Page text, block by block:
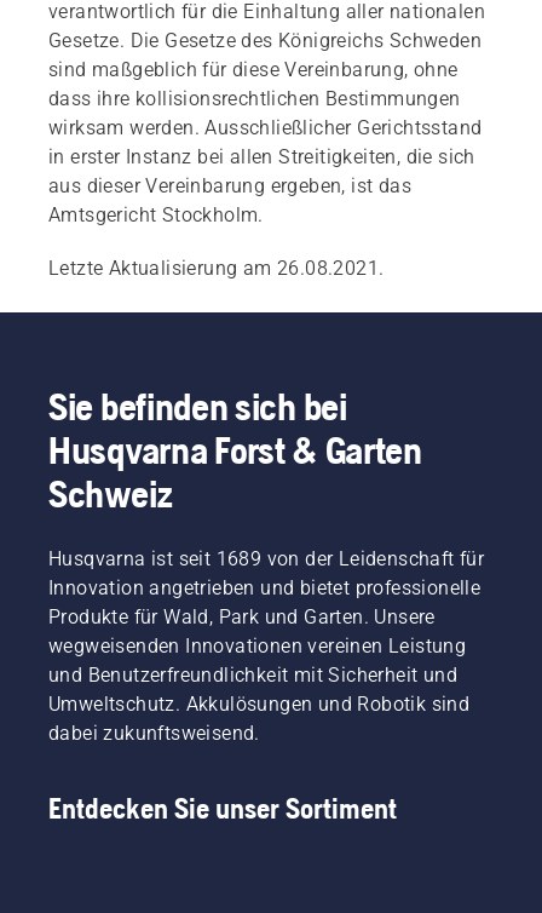
verantwortlich für die Einhaltung aller nationalen
Gesetze. Die Gesetze des Königreichs Schweden
sind maßgeblich für diese Vereinbarung, ohne
dass ihre kollisionsrechtlichen Bestimmungen
wirksam werden. Ausschließlicher Gerichtsstand
in erster Instanz bei allen Streitigkeiten, die sich
aus dieser Vereinbarung ergeben, ist das
Amtsgericht Stockholm.
Letzte Aktualisierung am 26.08.2021.
Sie befinden sich bei
Husqvarna Forst & Garten
Schweiz
Husqvarna ist seit 1689 von der Leidenschaft für
Innovation angetrieben und bietet professionelle
Produkte für Wald, Park und Garten. Unsere
wegweisenden Innovationen vereinen Leistung
und Benutzerfreundlichkeit mit Sicherheit und
Umweltschutz. Akkulösungen und Robotik sind
dabei zukunftsweisend.
Entdecken Sie unser Sortiment